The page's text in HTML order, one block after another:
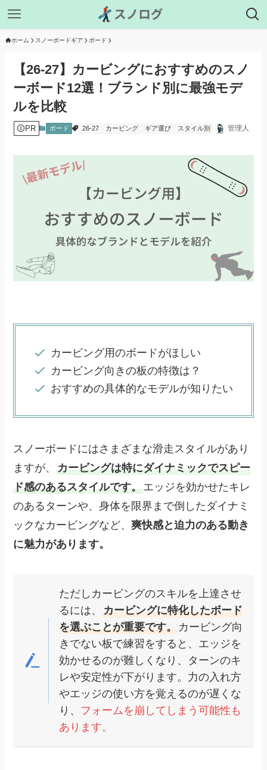
ホーム スノーボードギア ボード
【26-27】カービングにおすすめのスノ
ーボード12選！ブランド別に最強モデ
ルを比較
PR ボード 26-27 カービング ギア選び スタイル別 管理人
カービング用のボードがほしい
カービング向きの板の特徴は？
おすすめの具体的なモデルが知りたい
スノーボードにはさまざまな滑走スタイルがあり
ますが、
カービングは特にダイナミックでスピー
ド感のあるスタイルです。
エッジを効かせたキレ
のあるターンや、身体を限界まで倒したダイナミ
ックなカービングなど、爽快感と迫力のある動き
に魅力があります。
ただしカービングのスキルを上達させ
るには、
カービングに特化したボード
を選ぶことが重要です。
カービング向
きでない板で練習をすると、エッジを
効かせるのが難しくなり、ターンのキ
レや安定性が下がります。力の入れ方
やエッジの使い方を覚えるのが遅くな
り、
フォームを崩してしまう可能性も
あります。